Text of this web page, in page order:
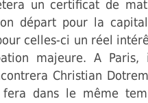
un certificat de
départ pour la
celles-ci un réel
majeure. A
Christian
fera dans le même